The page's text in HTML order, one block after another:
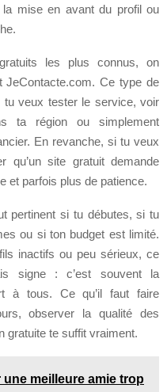
la mise en avant du profil ou
les plus connus, on
JeContacte.com. Ce type de
tu veux tester le service, voir
ta région ou simplement
En revanche, si tu veux
qu’un site gratuit demande
et parfois plus de patience.
pertinent si tu débutes, si tu
ou si ton budget est limité.
inactifs ou peu sérieux, ce
signe : c’est souvent la
à tous. Ce qu’il faut faire
observer la qualité des
gratuite te suffit vraiment.
meilleure amie trop